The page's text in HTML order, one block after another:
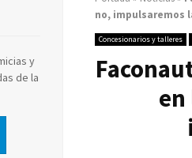
no, impulsaremos
Concesionarios y talleres
y
de la